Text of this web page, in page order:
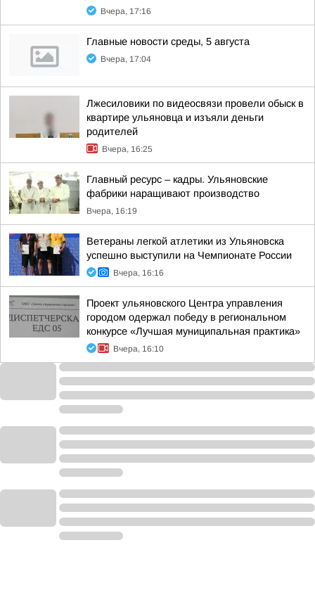
Вчера, 17:16
Главные новости среды, 5 августа
Вчера, 17:04
Лжесиловики по видеосвязи провели обыск в
квартире ульяновца и изъяли деньги
родителей
Вчера, 16:25
Главный ресурс – кадры. Ульяновские
фабрики наращивают производство
Вчера, 16:19
Ветераны легкой атлетики из Ульяновска
успешно выступили на Чемпионате России
Вчера, 16:16
Проект ульяновского Центра управления
городом одержал победу в региональном
конкурсе «Лучшая муниципальная практика»
Вчера, 16:10